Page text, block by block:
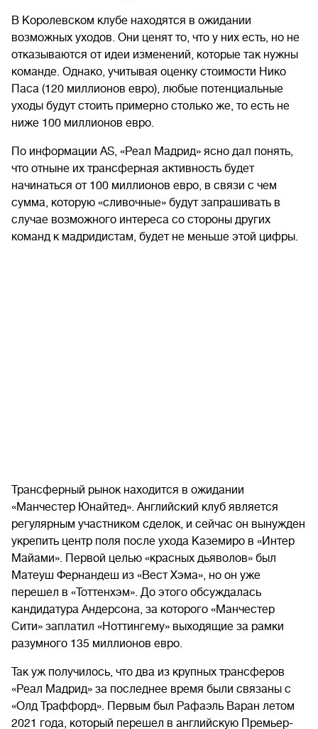
В Королевском клубе находятся в ожидании
возможных уходов. Они ценят то, что у них есть, но не
отказываются от идеи изменений, которые так нужны
команде. Однако, учитывая оценку стоимости Нико
Паса (120 миллионов евро), любые потенциальные
уходы будут стоить примерно столько же, то есть не
ниже 100 миллионов евро.
По информации AS, «Реал Мадрид» ясно дал понять,
что отныне их трансферная активность будет
начинаться от 100 миллионов евро, в связи с чем
сумма, которую «сливочные» будут запрашивать в
случае возможного интереса со стороны других
команд к мадридистам, будет не меньше этой цифры.
Трансферный рынок находится в ожидании
«Манчестер Юнайтед». Английский клуб является
регулярным участником сделок, и сейчас он вынужден
укрепить центр поля после ухода Каземиро в «Интер
Майами». Первой целью «красных дьяволов» был
Матеуш Фернандеш из «Вест Хэма», но он уже
перешел в «Тоттенхэм». До этого обсуждалась
кандидатура Андерсона, за которого «Манчестер
Сити» заплатил «Ноттингему» выходящие за рамки
разумного 135 миллионов евро.
Так уж получилось, что два из крупных трансферов
«Реал Мадрид» за последнее время были связаны с
«Олд Траффорд». Первым был Рафаэль Варан летом
2021 года, который перешел в английскую Премьер-